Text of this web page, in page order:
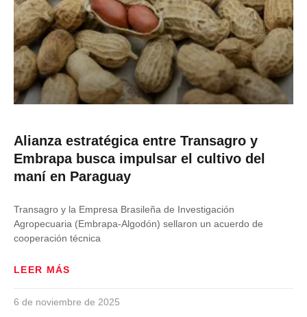
Alianza estratégica entre Transagro y
Embrapa busca impulsar el cultivo del
maní en Paraguay
Transagro y la Empresa Brasileña de Investigación
Agropecuaria (Embrapa-Algodón) sellaron un acuerdo de
cooperación técnica
LEER MÁS
6 de noviembre de 2025